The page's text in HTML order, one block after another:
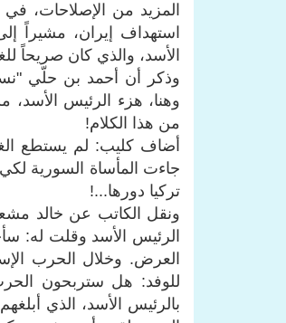
المزيد من الإصلاحات،
استهداف إيران، مشيراً
الأسد، والذي كان صريحاً
وذكر أن أحمد بن حلّي
وهنا، هزء الرئيس الأسد،
من هذا الكلام!
أضاف كليب: لم يستطع
جاءت المأساة السورية
تركيا دورها...!
الرئيس الأسد وقلت
العرض. وخلال الحرب
للوفد: هل ستربحون
بالرئيس الأسد، الذي